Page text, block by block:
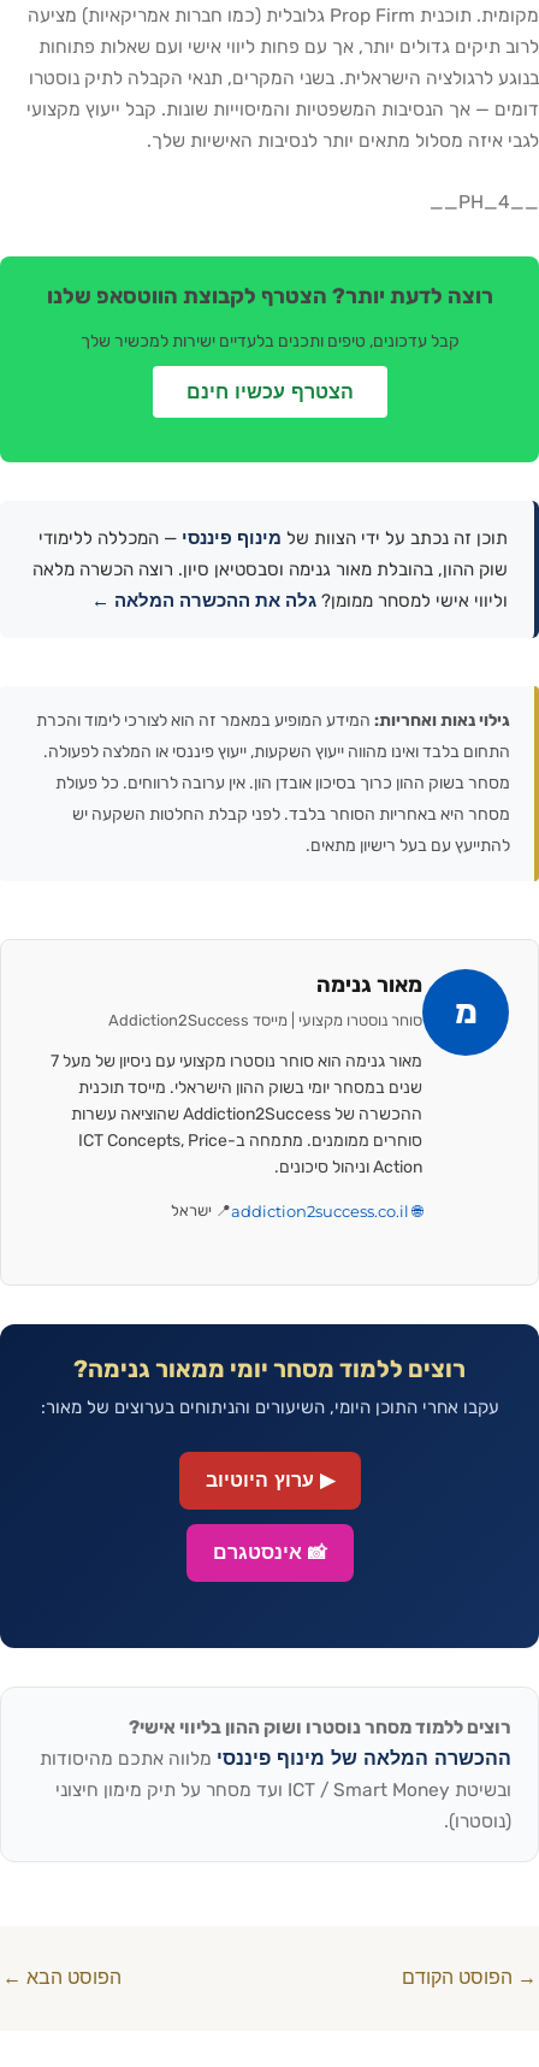
מקומית. תוכנית Prop Firm גלובלית (כמו חברות אמריקאיות) מציעה
תיקים גדולים יותר, אך עם פחות ליווי אישי ועם שאלות פתוחות
לרגולציה הישראלית. בשני המקרים, תנאי הקבלה לתיק נוסטרו
— אך הנסיבות המשפטיות והמיסוייות שונות. קבל ייעוץ מקצועי
איזה מסלול מתאים יותר לנסיבות האישיות שלך.
רוצה לדעת יותר? הצטרף לקבוצת הווטסאפ שלנו
קבל עדכונים, טיפים ותכנים בלעדיים ישירות למכשיר שלך
הצטרף עכשיו חינם
תוכן זה נכתב על ידי הצוות של מינוף פיננסי— המכללה ללימודי
שוק ההון, בהובלת מאור גנימה וסבסטיאן סיון. רוצה הכשרה מלאה
וליווי אישי למסחר ממומן?גלה את ההכשרה המלאה ←
גילוי נאות ואחריות:המידע המופיע במאמר זה הוא לצורכי לימוד והכרת
התחום בלבד ואינו מהווה ייעוץ השקעות, ייעוץ פיננסי או המלצה לפעולה.
מסחר בשוק ההון כרוך בסיכון אובדן הון. אין ערובה לרווחים. כל פעולת
מסחר היא באחריות הסוחר בלבד. לפני קבלת החלטות השקעה יש
להתייעץ עם בעל רישיון מתאים.
מ
מאור גנימה
סוחר נוסטרו מקצועי | מייסד Addiction2Success
מאור גנימה הוא סוחר נוסטרו מקצועי עם ניסיון של מעל 7
שנים במסחר יומי בשוק ההון הישראלי. מייסד תוכנית
ההכשרה של Addiction2Success שהוציאה עשרות
סוחרים ממומנים. מתמחה ב-ICT Concepts, Price
Action וניהול סיכונים.
📍 ישראל
רוצים ללמוד מסחר יומי ממאור גנימה?
עקבו אחרי התוכן היומי, השיעורים והניתוחים בערוצים של מאור:
▶ ערוץ היוטיוב
📸 אינסטגרם
רוצים ללמוד מסחר נוסטרו ושוק ההון בליווי אישי?
ההכשרה המלאה של מינוף פיננסימלווה אתכם מהיסודות
ובשיטת ICT / Smart Money ועד מסחר על תיק מימון חיצוני
(נוסטרו).
הקודם הפוסט הבא←